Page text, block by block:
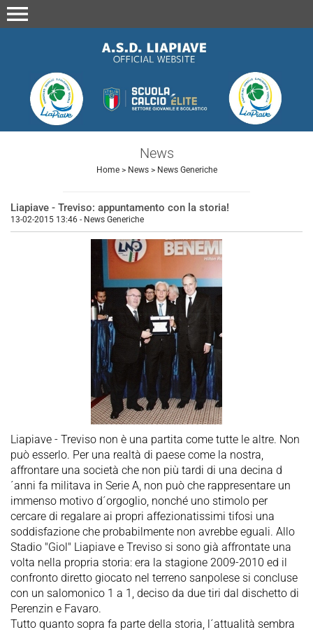
menu
News
Home> News> News Generiche
Liapiave - Treviso: appuntamento con la storia!
13-02-2015 13:46 - News Generiche
Liapiave - Treviso non è una partita come tutte le altre. Non
può esserlo. Per una realtà di paese come la nostra,
affrontare una società che non più tardi di una decina d
´anni fa militava in Serie A, non può che rappresentare un
immenso motivo d´orgoglio, nonché uno stimolo per
cercare di regalare ai propri affezionatissimi tifosi una
soddisfazione che probabilmente non avrebbe eguali. Allo
Stadio "Giol" Liapiave e Treviso si sono già affrontate una
volta nella propria storia: era la stagione 2009-2010 ed il
confronto diretto giocato nel terreno sanpolese si concluse
con un salomonico 1 a 1, deciso da due tiri dal dischetto di
Perenzin e Favaro.
Tutto quanto sopra fa parte della storia, l´attualità sembra